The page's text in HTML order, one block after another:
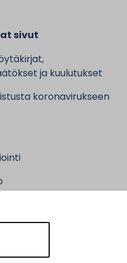
sivut
ja kuulutukset
koronavirukseen